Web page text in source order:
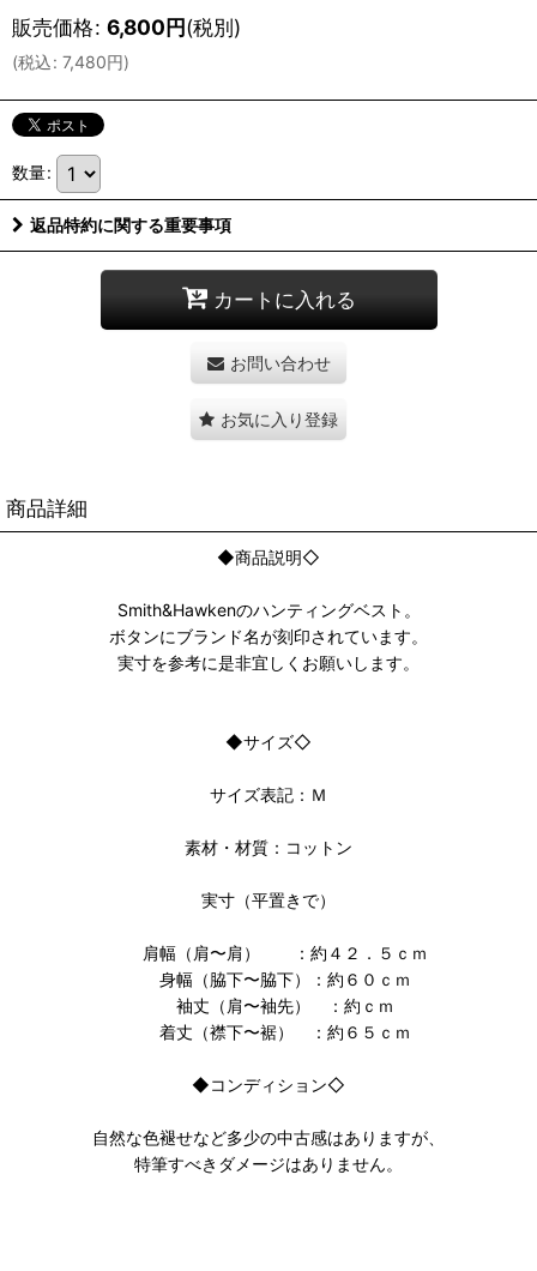
販売価格: 6,800円(税別)
(税込: 7,480円)
数量:
返品特約に関する重要事項
カートに入れる
お問い合わせ
お気に入り登録
商品詳細
◆商品説明◇
Smith&Hawkenのハンティングベスト。
ボタンにブランド名が刻印されています。
実寸を参考に是非宜しくお願いします。
◆サイズ◇
サイズ表記：Ｍ
素材・材質：コットン
実寸（平置きで）
肩幅（肩〜肩） ：約４２．５ｃｍ
身幅（脇下〜脇下）：約６０ｃｍ
袖丈（肩〜袖先） ：約ｃｍ
着丈（襟下〜裾） ：約６５ｃｍ
◆コンディション◇
自然な色褪せなど多少の中古感はありますが、
特筆すべきダメージはありません。